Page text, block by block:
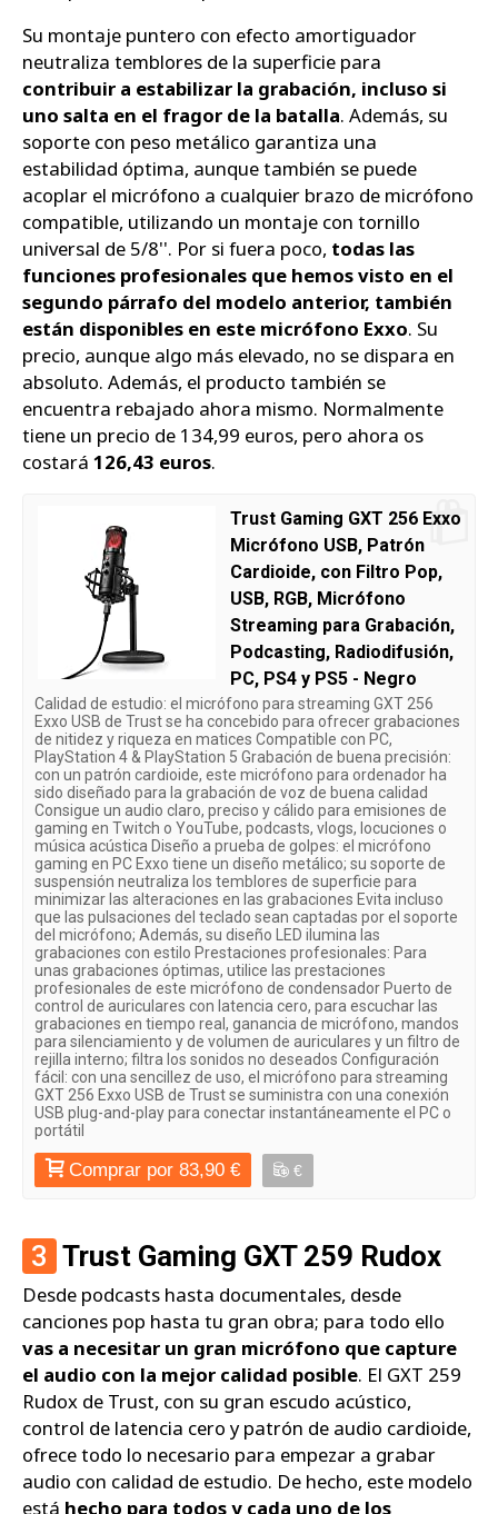
Su montaje puntero con efecto amortiguador
neutraliza temblores de la superficie para
contribuir a estabilizar la grabación, incluso si
uno salta en el fragor de la batalla. Además, su
soporte con peso metálico garantiza una
estabilidad óptima, aunque también se puede
acoplar el micrófono a cualquier brazo de micrófono
compatible, utilizando un montaje con tornillo
universal de 5/8''. Por si fuera poco, todas las
funciones profesionales que hemos visto en el
segundo párrafo del modelo anterior, también
están disponibles en este micrófono Exxo. Su
precio, aunque algo más elevado, no se dispara en
absoluto. Además, el producto también se
encuentra rebajado ahora mismo. Normalmente
tiene un precio de 134,99 euros, pero ahora os
costará 126,43 euros.
Trust Gaming GXT 256 Exxo
Micrófono USB, Patrón
Cardioide, con Filtro Pop,
USB, RGB, Micrófono
Streaming para Grabación,
Podcasting, Radiodifusión,
PC, PS4 y PS5 - Negro
Calidad de estudio: el micrófono para streaming GXT 256
Exxo USB de Trust se ha concebido para ofrecer grabaciones
de nitidez y riqueza en matices Compatible con PC,
PlayStation 4 & PlayStation 5 Grabación de buena precisión:
con un patrón cardioide, este micrófono para ordenador ha
sido diseñado para la grabación de voz de buena calidad
Consigue un audio claro, preciso y cálido para emisiones de
gaming en Twitch o YouTube, podcasts, vlogs, locuciones o
música acústica Diseño a prueba de golpes: el micrófono
gaming en PC Exxo tiene un diseño metálico; su soporte de
suspensión neutraliza los temblores de superficie para
minimizar las alteraciones en las grabaciones Evita incluso
que las pulsaciones del teclado sean captadas por el soporte
del micrófono; Además, su diseño LED ilumina las
grabaciones con estilo Prestaciones profesionales: Para
unas grabaciones óptimas, utilice las prestaciones
profesionales de este micrófono de condensador Puerto de
control de auriculares con latencia cero, para escuchar las
grabaciones en tiempo real, ganancia de micrófono, mandos
para silenciamiento y de volumen de auriculares y un filtro de
rejilla interno; filtra los sonidos no deseados Configuración
fácil: con una sencillez de uso, el micrófono para streaming
GXT 256 Exxo USB de Trust se suministra con una conexión
USB plug-and-play para conectar instantáneamente el PC o
portátil
Comprar por 83,90 € €
3 Trust Gaming GXT 259 Rudox
Desde podcasts hasta documentales, desde
canciones pop hasta tu gran obra; para todo ello
vas a necesitar un gran micrófono que capture
el audio con la mejor calidad posible. El GXT 259
Rudox de Trust, con su gran escudo acústico,
control de latencia cero y patrón de audio cardioide,
ofrece todo lo necesario para empezar a grabar
audio con calidad de estudio. De hecho, este modelo
está hecho para todos y cada uno de los